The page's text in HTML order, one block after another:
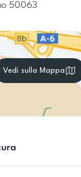
50063
Vedi sulla Mappa